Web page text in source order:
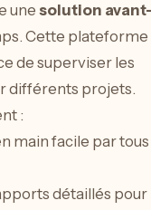
une solution
Cette plateforme
de superviser les
différents projets.
:
main facile par tous
détaillés pour